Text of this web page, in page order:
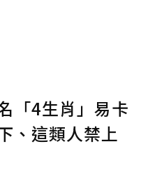
確認送出
「4生肖」易卡
、這類人禁上